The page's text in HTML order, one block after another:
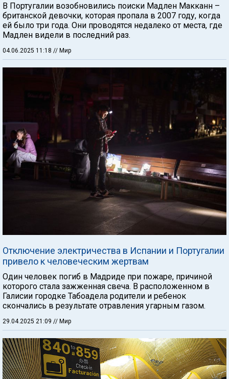
В Португалии возобновились поиски Мадлен Макканн –
британской девочки, которая пропала в 2007 году, когда
ей было три года. Они проводятся недалеко от места, где
Мадлен видели в последний раз.
04.06.2025 11:18 // Мир
Отключение электричества в Испании и Португалии
привело к человеческим жертвам
Один человек погиб в Мадриде при пожаре, причиной
которого стала зажженная свеча. В расположенном в
Галисии городке Табоадела родители и ребенок
скончались в результате отравления угарным газом.
29.04.2025 21:09 // Мир